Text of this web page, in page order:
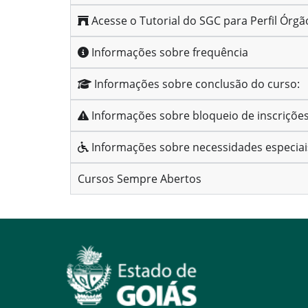
Acesse o Tutorial do SGC para Perfil
Informações sobre frequência
Informações sobre conclusão do curso:
Informações sobre bloqueio de inscrições
Informações sobre necessidades
Cursos Sempre Abertos